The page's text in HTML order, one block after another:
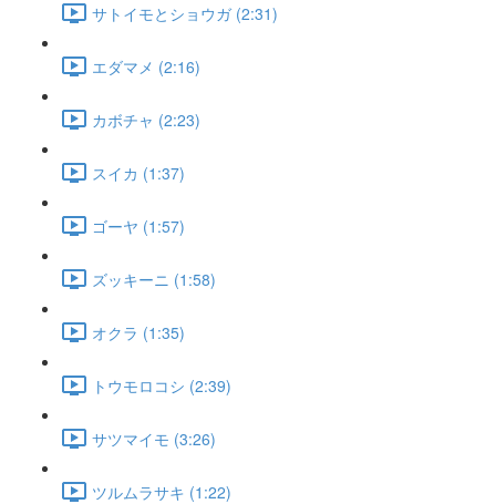
サトイモとショウガ (2:31)
エダマメ (2:16)
カボチャ (2:23)
スイカ (1:37)
ゴーヤ (1:57)
ズッキーニ (1:58)
オクラ (1:35)
トウモロコシ (2:39)
サツマイモ (3:26)
ツルムラサキ (1:22)